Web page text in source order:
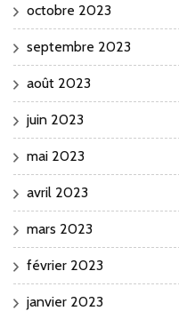
octobre 2023
septembre 2023
août 2023
juin 2023
mai 2023
avril 2023
mars 2023
février 2023
janvier 2023